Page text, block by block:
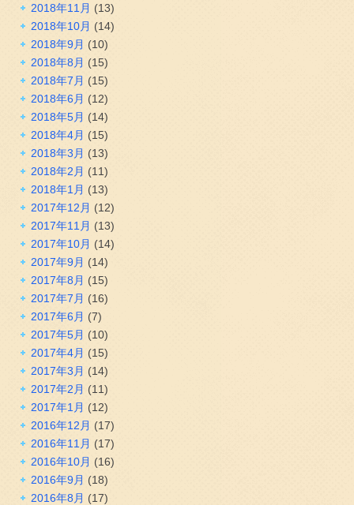
2018年11月 (13)
2018年10月 (14)
2018年9月 (10)
2018年8月 (15)
2018年7月 (15)
2018年6月 (12)
2018年5月 (14)
2018年4月 (15)
2018年3月 (13)
2018年2月 (11)
2018年1月 (13)
2017年12月 (12)
2017年11月 (13)
2017年10月 (14)
2017年9月 (14)
2017年8月 (15)
2017年7月 (16)
2017年6月 (7)
2017年5月 (10)
2017年4月 (15)
2017年3月 (14)
2017年2月 (11)
2017年1月 (12)
2016年12月 (17)
2016年11月 (17)
2016年10月 (16)
2016年9月 (18)
2016年8月 (17)